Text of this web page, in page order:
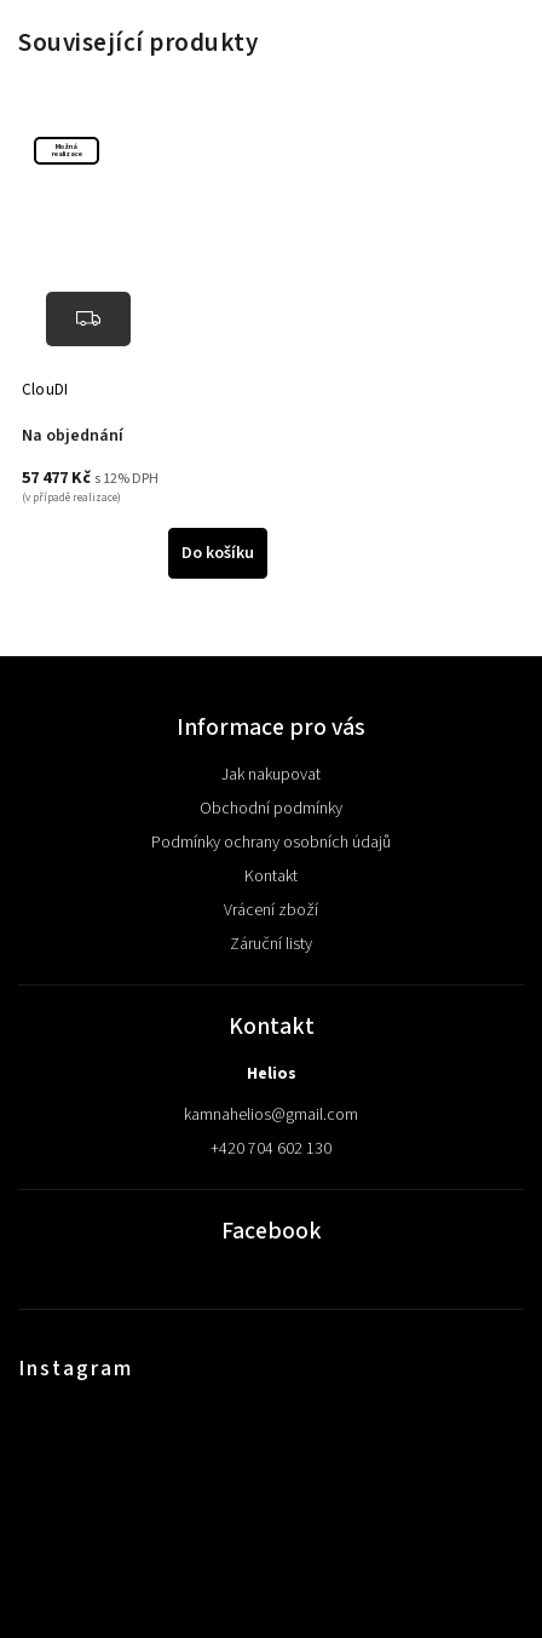
Související produkty
Možná
realizace
ClouDI
Na objednání
57 477 Kč s 12% DPH
(v případě realizace)
Do košíku
Informace pro vás
Jak nakupovat
Obchodní podmínky
Podmínky ochrany osobních údajů
Kontakt
Vrácení zboží
Záruční listy
Kontakt
Helios
kamnahelios@gmail.com
+420 704 602 130
Facebook
Instagram